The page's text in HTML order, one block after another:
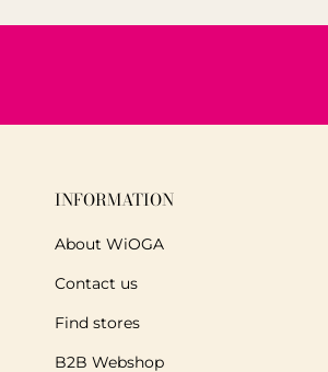
INFORMATION
About WiOGA
Contact us
Find stores
B2B Webshop